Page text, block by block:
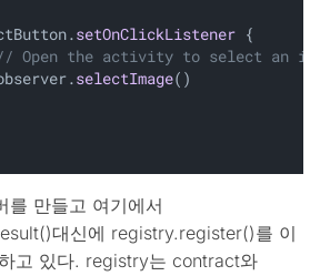
setOnClickListener {
Open the activity to select an
selectImage()
를 만들고 여기에서
대신에 registry.register()를 이
고 있다. registry는 contract와